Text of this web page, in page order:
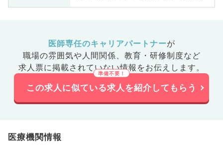
医師専任のキャリアパートナーが
職場の雰囲気や人間関係、 教育・研修制度など
求人票に掲載されていない情報をお伝えします。
この求人に似ている求人を紹介してもらう
医療機関情報